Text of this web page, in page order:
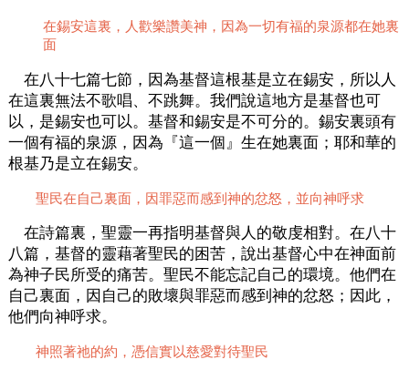
在錫安這裏，人歡樂讚美神，因為一切有福的泉源都在她裏
面
在八十七篇七節，因為基督這根基是立在錫安，所以人
在這裏無法不歌唱、不跳舞。我們說這地方是基督也可
以，是錫安也可以。基督和錫安是不可分的。錫安裏頭有
一個有福的泉源，因為『這一個』生在她裏面；耶和華的
根基乃是立在錫安。
聖民在自己裏面，因罪惡而感到神的忿怒，並向神呼求
在詩篇裏，聖靈一再指明基督與人的敬虔相對。在八十
八篇，基督的靈藉著聖民的困苦，說出基督心中在神面前
為神子民所受的痛苦。聖民不能忘記自己的環境。他們在
自己裏面，因自己的敗壞與罪惡而感到神的忿怒；因此，
他們向神呼求。
神照著祂的約，憑信實以慈愛對待聖民